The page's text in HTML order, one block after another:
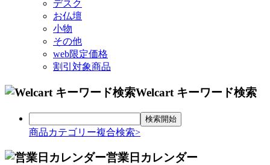
デスク
お仏壇
小物
その他
web限定価格
割引対象商品
Welcart キーワード検索
商品カテゴリー複合検索>
営業日カレンダー